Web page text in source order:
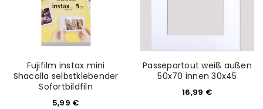
Fujifilm instax mini
Shacolla selbstklebender
Sofortbildfiln
5,99 €
Passepartout weiß außen
50x70 innen 30x45
16,99 €